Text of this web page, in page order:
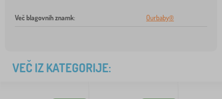
Več blagovnih znamk: Ourbaby®
VEČ IZ KATEGORIJE: